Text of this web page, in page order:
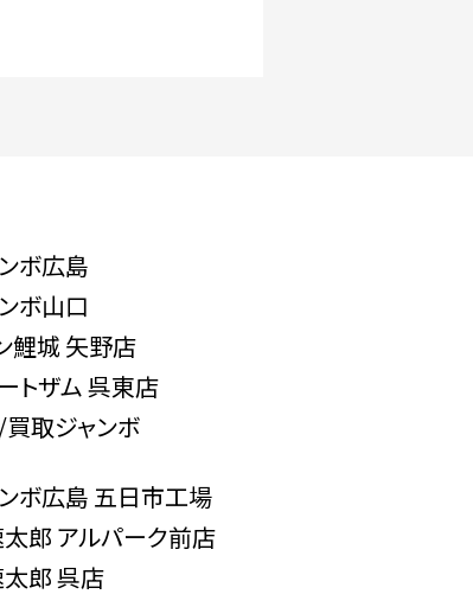
ボ広島
ボ山口
鯉城 矢野店
トザム 呉東店
取ジャンボ
ボ広島 五日市工場
郎 アルパーク前店
郎 呉店